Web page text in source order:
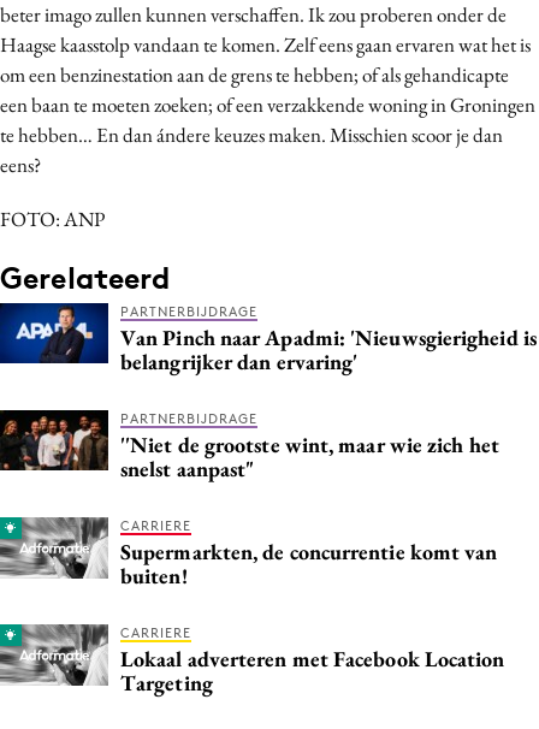
beter imago zullen kunnen verschaffen. Ik zou proberen onder de
Haagse kaasstolp vandaan te komen. Zelf eens gaan ervaren wat het is
om een benzinestation aan de grens te hebben; of als gehandicapte
een baan te moeten zoeken; of een verzakkende woning in Groningen
te hebben… En dan ándere keuzes maken. Misschien scoor je dan
eens?
FOTO: ANP
Gerelateerd
PARTNERBIJDRAGE
Van Pinch naar Apadmi: 'Nieuwsgierigheid is
belangrijker dan ervaring'
PARTNERBIJDRAGE
''Niet de grootste wint, maar wie zich het
snelst aanpast"
CARRIERE
Supermarkten, de concurrentie komt van
buiten!
CARRIERE
Lokaal adverteren met Facebook Location
Targeting